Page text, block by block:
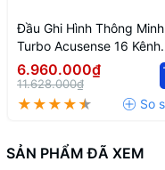
Đầu Ghi Hình Thông Minh
Turbo Acusense 16 Kênh
Hikvision IDS-7216HQHI-
M1/FA
6.960.000₫
11.628.000₫
SẢN PHẨM ĐÃ XEM